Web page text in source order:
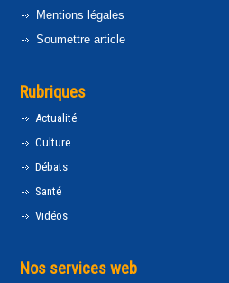
Mentions légales
Soumettre article
Rubriques
Actualité
Culture
Débats
Santé
Vidéos
Nos services web